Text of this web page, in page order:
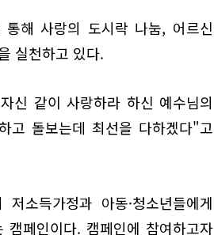
통해 사랑의 도시락 나눔, 어르신
실천하고 있다.
신 같이 사랑하라 하신 예수님의
고 돌보는데 최선을 다하겠다"고
소득가정과 아동·청소년들에게
페인이다. 캠페인에 참여하고자